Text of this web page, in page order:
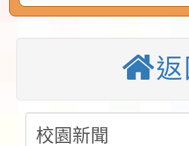
錦標賽」海洋
域)，申請變
計畫」公費接
會活動流程表
函轉桃園市
童軍小隊長訓
檢送「桃園市
賽實施要點」1
本市「115學